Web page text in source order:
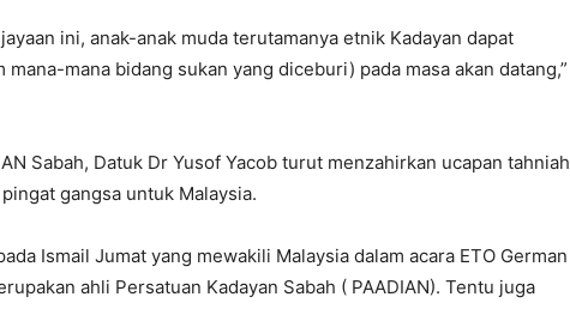
ini, anak-anak muda terutamanya etnik Kadayan dapat
mana bidang sukan yang diceburi) pada masa akan datang,”
Sabah, Datuk Dr Yusof Yacob turut menzahirkan ucapan tahniah
gangsa untuk Malaysia.
Ismail Jumat yang mewakili Malaysia dalam acara ETO German
ahli Persatuan Kadayan Sabah ( PAADIAN). Tentu juga